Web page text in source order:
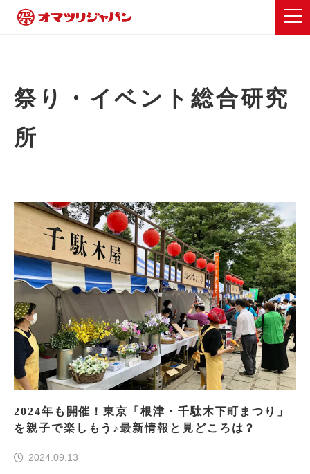
祭り・イベント総合研究
所
2024年も開催！東京「根津・千駄木下町まつり」
を親子で楽しもう♪最新情報と見どころは？
2024.09.13